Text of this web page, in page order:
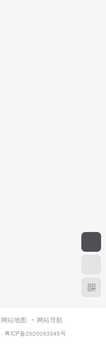
网站地图 网站导航
· 粤ICP备2020093345号